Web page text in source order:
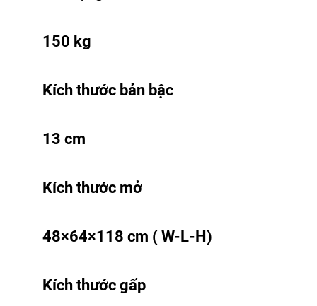
150 kg
Kích thước bản bậc
13 cm
Kích thước mở
48×64×118 cm ( W-L-H)
Kích thước gấp